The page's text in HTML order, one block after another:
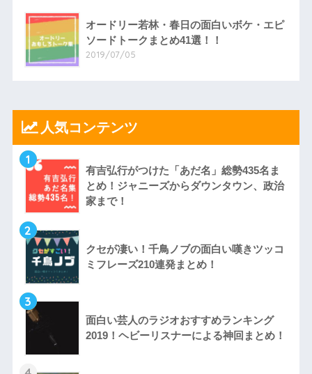
オードリー若林・春日の面白いボケ・エピ
ソードトークまとめ41選！！
2019/07/05
人気コンテンツ
1
有吉弘行がつけた「あだ名」総勢435名ま
とめ！ジャニーズからダウンタウン、政治
家まで！
2
クセが凄い！千鳥ノブの面白い嘆きツッコ
ミフレーズ210連発まとめ！
3
面白い芸人のラジオおすすめランキング
2019！ヘビーリスナーによる神回まとめ！